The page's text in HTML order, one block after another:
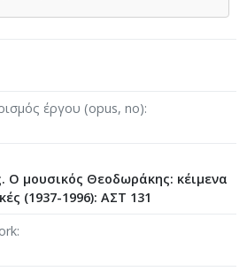
έργου (opus, no)
Ο μουσικός Θεοδωράκης: κέιμενα
(1937-1996): ΑΣΤ 131